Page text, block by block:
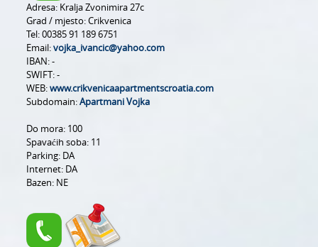
Adresa: Kralja Zvonimira 27c
Grad / mjesto:Crikvenica
Tel:00385 91 189 6751
Email:vojka_ivancic@yahoo.com
IBAN:-
SWIFT:-
WEB:www.crikvenicaapartmentscroatia.com
Subdomain:Apartmani Vojka
Do mora: 100
Spavaćih soba: 11
Parking: DA
Internet: DA
Bazen: NE